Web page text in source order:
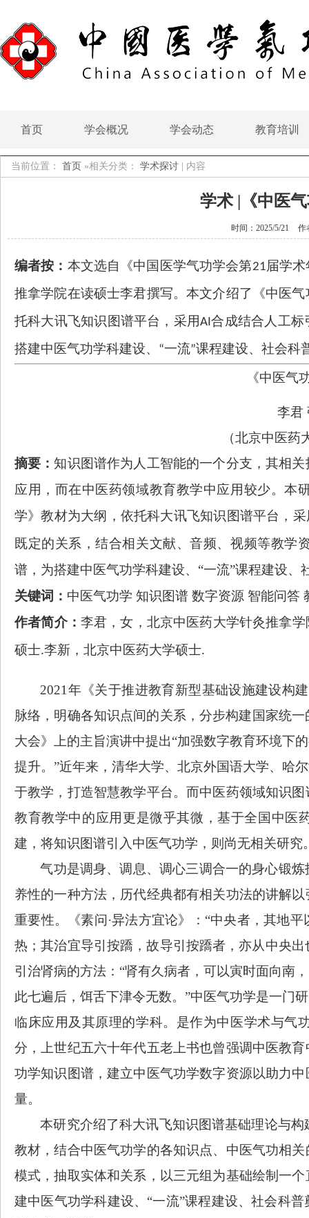
首页 学会概况 学会动态 教育培训
当前位置： 首页 »相关分类： 学术探讨 内容
学术 |《中医
时间：2025/5/21 作
编者按： 本文选自《中国医学气功学会第21届学
推拿学院在读硕士李君撰写。本文介绍了《中医
托科大讯飞知识图谱平台，采用AI合成结合人工标
搭建中医气功学科建设、
“一流”课程建设、社会科
《中医气
李君
（北京中医
摘要：知识图谱作为人工智能的一个分支，其相
应用，而在中医药领域教育教学中应用较少。本
学》教材为大纲，依托科大讯飞知识图谱平台，采
既定的关系，结合相关文献、音频、视频等教学
谱，为搭建中医气功学科建设、“一流”课程建设、
关键词： 中医气功学 知识图谱 数字资源 智能问答
作者简介： 李君，女，北京中医药大学针灸推拿
硕士.李新，北京中医药大学硕士.
2021 年 《关于推进教育新型基础设施建设构
脉络，明确各知识点间的关系，分步构建国家统
大会》上的主旨演讲中提出“加强数字教育环境下
提升。 ”近年来，清华大学、北京外国语大学、哈
于教学，打造智慧教学平台。而中医药领域知识
教育教学中的应用更是微乎其微，基于全国中医
建，将知识图谱引入中医气功学，则尚无相关研究
气功是调身、调息、调心三调合一的身心锻
养性的一种方法，历代经典都有相关功法的讲解
重要性。《素问·异法方宜论》：“中央者，其地
热；其治宜导引按蹻，故导引按蹻者，亦从中央出
引治肾病的方法：“肾有久病者，可以寅时面向南
此七遍后，饵舌下津令无数。”中医气功学是一门
临床应用及其原理的学科。 是作为中医学术与气
分，上世纪五六十年代五老上书也曾强调中医教
功学知识图谱，建立中医气功学数字资源以助力
量。
本研究介绍了科大讯飞知识图谱基础理论与构
教材，结合中医气功学的各知识点、中医气功相
模式，抽取实体和关系，以三元组为基础绘制一
建中医气功学科建设、 “一流”课程建设、社会科